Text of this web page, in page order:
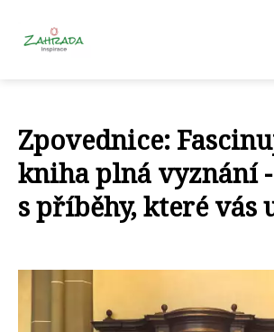
Zpovednice:
kniha plná vyznání
s příběhy, které vás